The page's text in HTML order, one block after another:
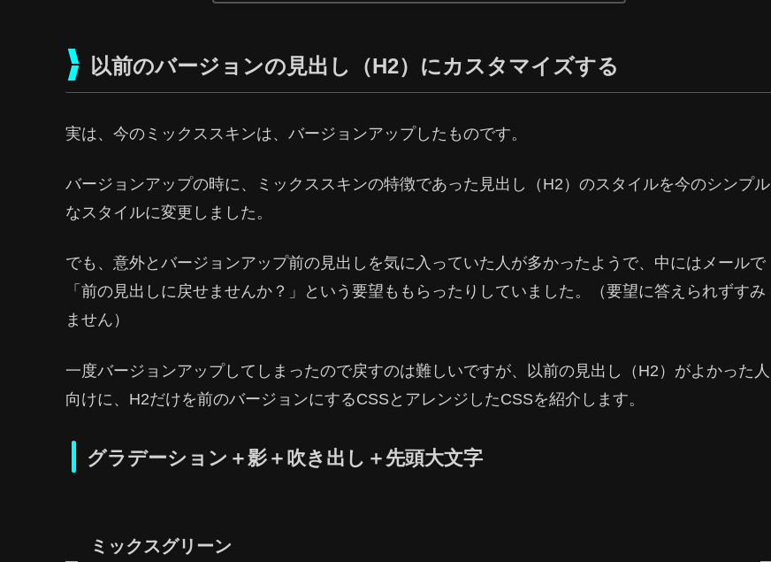
以前のバージョンの見出し（H2）にカスタマイズする
実は、今のミックススキンは、バージョンアップしたものです。
バージョンアップの時に、ミックススキンの特徴であった見出し（H2）のスタイルを今のシンプル
なスタイルに変更しました。
でも、意外とバージョンアップ前の見出しを気に入っていた人が多かったようで、中にはメールで
「前の見出しに戻せませんか？」という要望ももらったりしていました。（要望に答えられずすみ
ません）
一度バージョンアップしてしまったので戻すのは難しいですが、以前の見出し（H2）がよかった人
向けに、H2だけを前のバージョンにするCSSとアレンジしたCSSを紹介します。
グラデーション＋影＋吹き出し＋先頭大文字
ミックスグリーン